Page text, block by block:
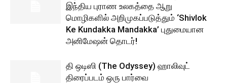
இந்திய புராண உலகத்தை ஆறு
மொழிகளில் அறிமுகப்படுத்தும் ‘Shivlok
Ke Kundakka Mandakka’ புதுமையான
அனிமேஷன் தொடர்!
தி ஒடிஸி (The Odyssey) ஹாலிவுட்
திரைப்படம் ஒரு பார்வை